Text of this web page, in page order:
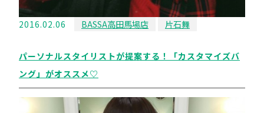
2016.02.06 BASSA高田馬場店 片石舞
パーソナルスタイリストが提案する！「カスタマイズバ
ング」がオススメ♡